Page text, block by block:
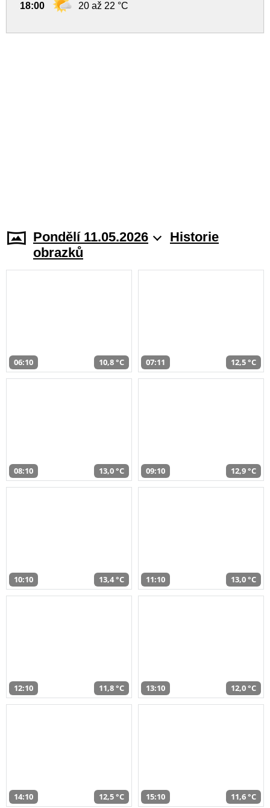
18:00 20 až 22 °C
Pondělí 11.05.2026
Historie
obrazků
06:10 10,8 °C 07:11 12,5 °C
08:10 13,0 °C 09:10 12,9 °C
10:10 13,4 °C 11:10 13,0 °C
12:10 11,8 °C 13:10 12,0 °C
14:10 12,5 °C 15:10 11,6 °C